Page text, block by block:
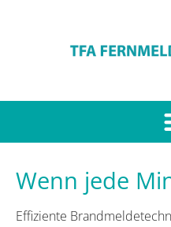
Wenn jede
Effiziente